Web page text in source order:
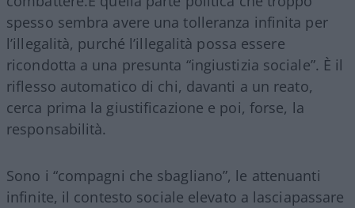
spesso sembra avere una tolleranza infinita per
l’illegalità, purché l’illegalità possa essere
ricondotta a una presunta “ingiustizia sociale”. È il
riflesso automatico di chi, davanti a un reato,
cerca prima la giustificazione e poi, forse, la
responsabilità.
Sono i “compagni che sbagliano”, le attenuanti
infinite, il contesto sociale elevato a lasciapassare